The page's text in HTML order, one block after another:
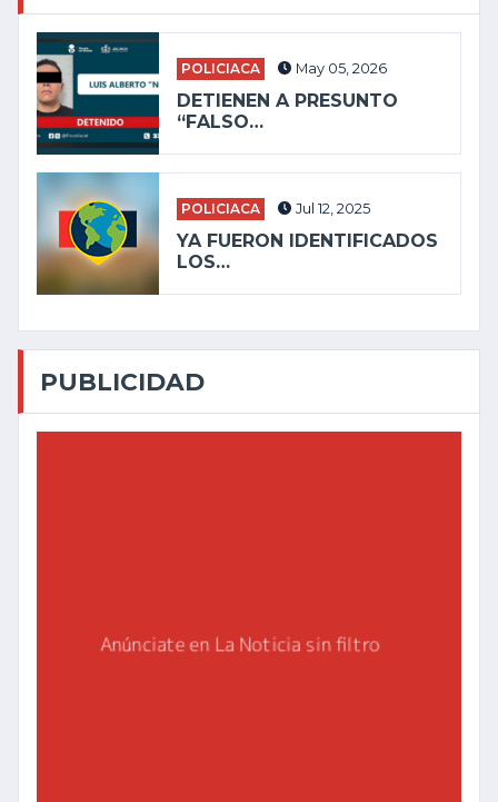
POLICIACA May 05, 2026
DETIENEN A PRESUNTO
“FALSO…
POLICIACA Jul 12, 2025
YA FUERON IDENTIFICADOS
LOS…
PUBLICIDAD